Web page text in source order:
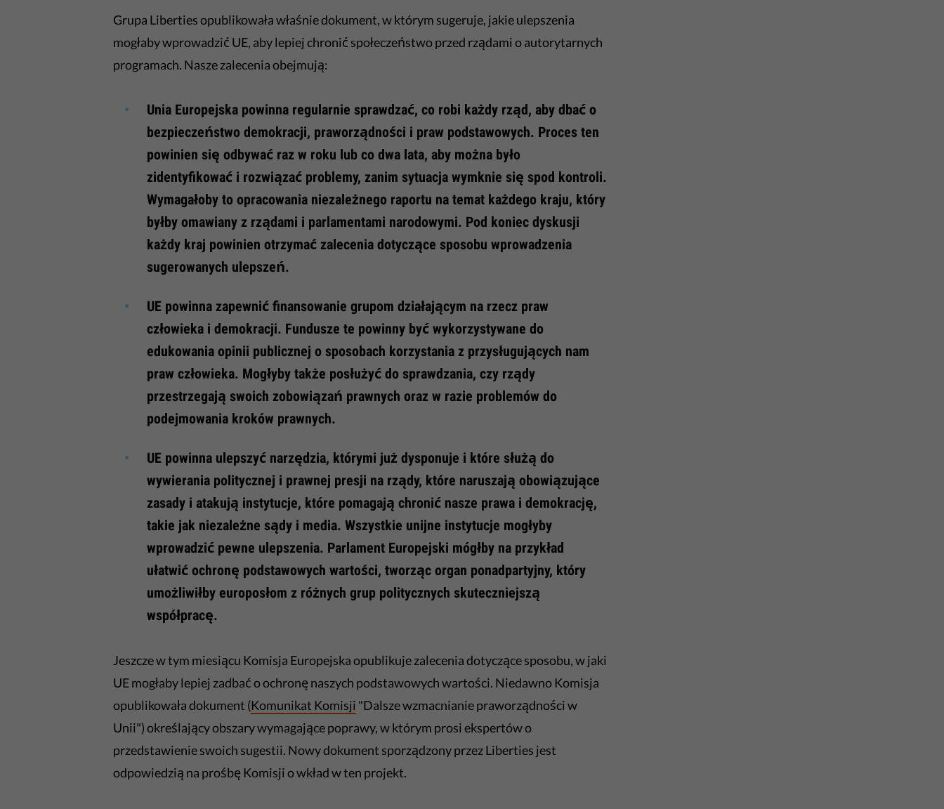
Grupa Liberties opublikowała właśnie dokument, w którym sugeruje, jakie ulepszenia
mogłaby wprowadzić UE, aby lepiej chronić społeczeństwo przed rządami o autorytarnych
programach. Nasze zalecenia obejmują:
Unia Europejska powinna regularnie sprawdzać, co robi każdy rząd, aby dbać o
bezpieczeństwo demokracji, praworządności i praw podstawowych. Proces ten
powinien się odbywać raz w roku lub co dwa lata, aby można było
zidentyfikować i rozwiązać problemy, zanim sytuacja wymknie się spod kontroli.
Wymagałoby to opracowania niezależnego raportu na temat każdego kraju, który
byłby omawiany z rządami i parlamentami narodowymi. Pod koniec dyskusji
każdy kraj powinien otrzymać zalecenia dotyczące sposobu wprowadzenia
sugerowanych ulepszeń.
UE powinna zapewnić finansowanie grupom działającym na rzecz praw
człowieka i demokracji. Fundusze te powinny być wykorzystywane do
edukowania opinii publicznej o sposobach korzystania z przysługujących nam
praw człowieka. Mogłyby także posłużyć do sprawdzania, czy rządy
przestrzegają swoich zobowiązań prawnych oraz w razie problemów do
podejmowania kroków prawnych.
UE powinna ulepszyć narzędzia, którymi już dysponuje i które służą do
wywierania politycznej i prawnej presji na rządy, które naruszają obowiązujące
zasady i atakują instytucje, które pomagają chronić nasze prawa i demokrację,
takie jak niezależne sądy i media. Wszystkie unijne instytucje mogłyby
wprowadzić pewne ulepszenia. Parlament Europejski mógłby na przykład
ułatwić ochronę podstawowych wartości, tworząc organ ponadpartyjny, który
umożliwiłby europosłom z różnych grup politycznych skuteczniejszą
współpracę.
Jeszcze w tym miesiącu Komisja Europejska opublikuje zalecenia dotyczące sposobu, w jaki
UE mogłaby lepiej zadbać o ochronę naszych podstawowych wartości. Niedawno Komisja
opublikowała dokument (Komunikat Komisji "Dalsze wzmacnianie praworządności w
Unii") określający obszary wymagające poprawy, w którym prosi ekspertów o
przedstawienie swoich sugestii. Nowy dokument sporządzony przez Liberties jest
odpowiedzią na prośbę Komisji o wkład w ten projekt.